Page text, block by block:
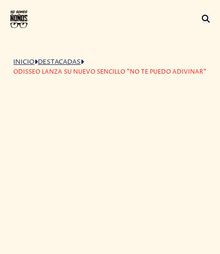
INICIO DESTACADAS
ODISSEO LANZA SU NUEVO SENCILLO "NO TE PUEDO ADIVINAR"